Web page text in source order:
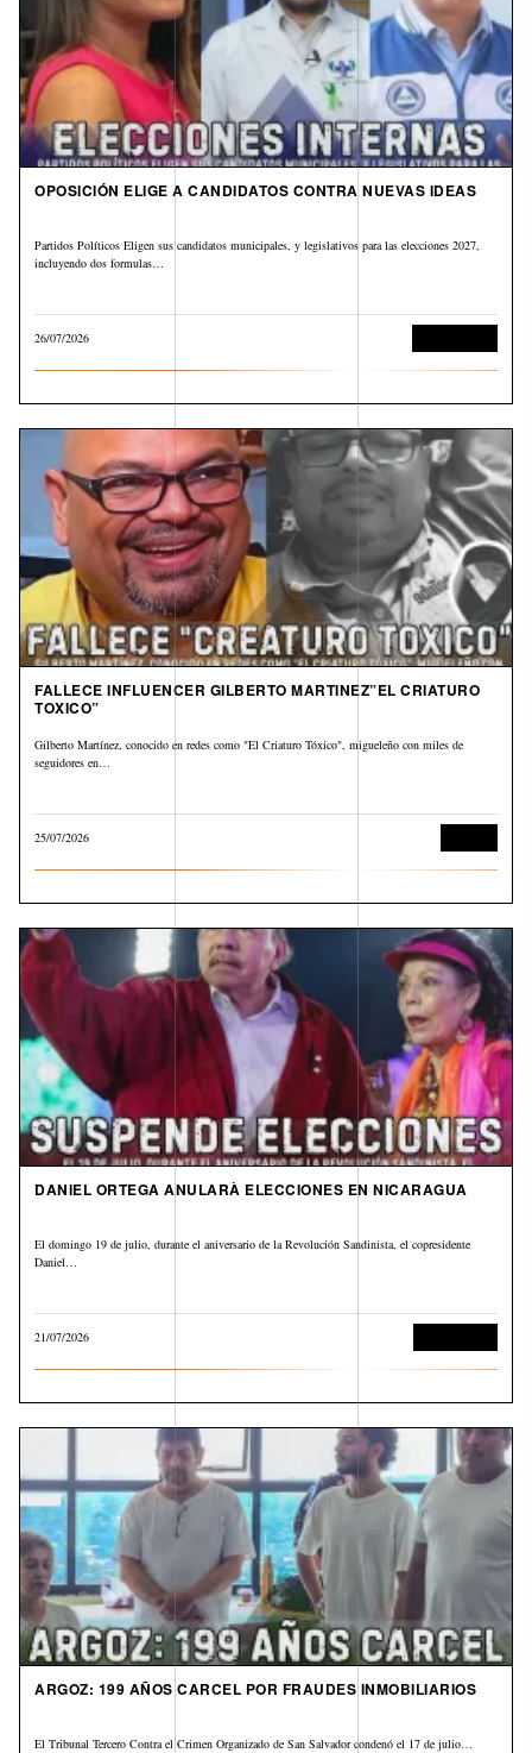
OPOSICIÓN ELIGE A CANDIDATOS CONTRA NUEVAS IDEAS
Partidos Políticos Eligen sus candidatos municipales, y legislativos para las elecciones 2027,
incluyendo dos formulas…
26/07/2026
FALLECE INFLUENCER GILBERTO MARTINEZ”EL CRIATURO
TOXICO”
Gilberto Martínez, conocido en redes como "El Criaturo Tóxico", migueleño con miles de
seguidores en…
25/07/2026
DANIEL ORTEGA ANULARÀ ELECCIONES EN NICARAGUA
El domingo 19 de julio, durante el aniversario de la Revolución Sandinista, el copresidente
Daniel…
21/07/2026
ARGOZ: 199 AÑOS CARCEL POR FRAUDES INMOBILIARIOS
El Tribunal Tercero Contra el Crimen Organizado de San Salvador condenó el 17 de julio…